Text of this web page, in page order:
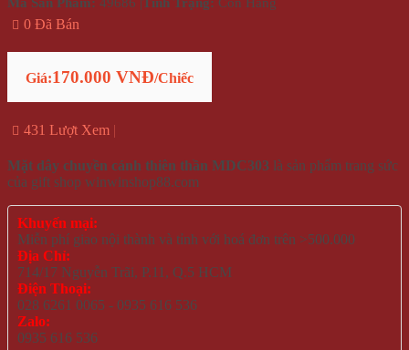
0 Đã Bán
Giá:170.000 VNĐ/Chiếc
431 Lượt Xem
Mặt dây chuyền cánh thiên thần MDC303 là sản phẩm trang sức
của gift shop winwinshop88.com
Khuyến mại:
Miễn phí giao nội thành và tỉnh với hoá đơn trên >500.000
Địa Chỉ:
714/17 Nguyễn Trãi, P.11, Q.5 HCM
Điện Thoại:
028 6261 0065 - 0935 616 536
Zalo:
0935 616 536